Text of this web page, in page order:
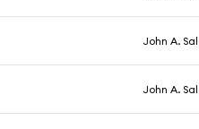
John A.
John A.